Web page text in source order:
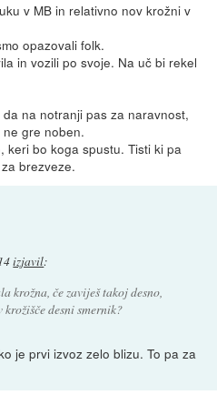
v MB in relativno nov krožni v
opazovali folk.
in vozili po svoje. Na uč bi rekel
na notranji pas za naravnost,
gre noben.
keri bo koga spustu. Tisti ki pa
brezveze.
izjavil:
krožna, če zaviješ takoj desno,
krožišče desni smernik?
je prvi izvoz zelo blizu. To pa za